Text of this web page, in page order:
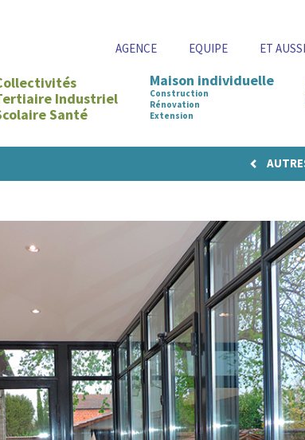
AGENCE EQUIPE ET AUSSI
Maison individuelle
Construction
Rénovation
Extension
Industriel
Santé